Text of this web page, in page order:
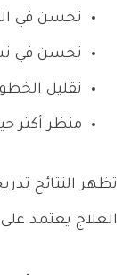
تحسن في
تحسن في
تقليل
منظر أكثر
العلاج يعتمد